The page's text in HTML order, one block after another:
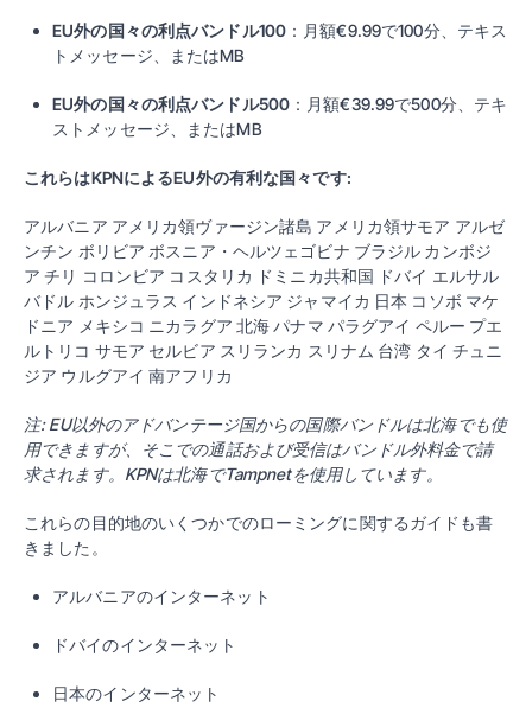
EU外の国々の利点バンドル100 ：月額€9.99で100分、テキス
トメッセージ、またはMB
EU外の国々の利点バンドル500 ：月額€39.99で500分、テキ
ストメッセージ、またはMB
これらはKPNによるEU外の有利な国々です:
アルバニア アメリカ領ヴァージン諸島 アメリカ領サモア アルゼ
ンチン ボリビア ボスニア・ヘルツェゴビナ ブラジル カンボジ
ア チリ コロンビア コスタリカ ドミニカ共和国 ドバイ エルサル
バドル ホンジュラス インドネシア ジャマイカ 日本 コソボ マケ
ドニア メキシコ ニカラグア 北海 パナマ パラグアイ ペルー プエ
ルトリコ サモア セルビア スリランカ スリナム 台湾 タイ チュニ
ジア ウルグアイ 南アフリカ
注: EU以外のアドバンテージ国からの国際バンドルは北海でも使
用できますが、そこでの通話および受信はバンドル外料金で請
求されます。KPNは北海でTampnetを使用しています。
これらの目的地のいくつかでのローミングに関するガイドも書
きました。
アルバニアのインターネット
ドバイのインターネット
日本のインターネット